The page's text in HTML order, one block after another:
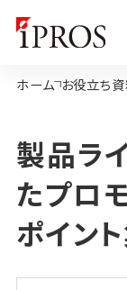
ホーム お役立ち
製品ラ
たプロ
ポイン